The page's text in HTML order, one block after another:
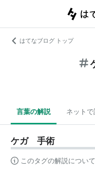
はてなブログ トップ
言葉の解説 ネットで
ケガ 手術
このタグの解説について